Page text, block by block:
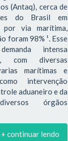
(Antaq), cerca de
do Brasil em
por via marítima,
foram 98% ¹. Esse
intensa
com diversas
marítimas e
intervenção
aduaneiro e da
órgãos
+ continuar lendo